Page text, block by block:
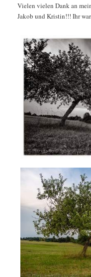
Vielen vielen Dank an
Jakob und Kristin!!! Ihr